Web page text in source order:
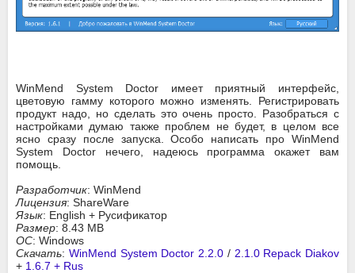
WinMend System Doctor имеет приятный интерфейс,
цветовую гамму которого можно изменять. Регистрировать
продукт надо, но сделать это очень просто. Разобраться с
настройками думаю также проблем не будет, в целом все
ясно сразу после запуска. Особо написать про WinMend
System Doctor нечего, надеюсь программа окажет вам
помощь.
Разработчик: WinMend
Лицензия: ShareWare
Язык: English + Русификатор
Размер: 8.43 MB
ОС: Windows
Скачать: WinMend System Doctor 2.2.0 / 2.1.0 Repack Diakov
+ 1.6.7 + Rus